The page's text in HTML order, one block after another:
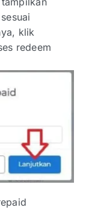
klik
redeem